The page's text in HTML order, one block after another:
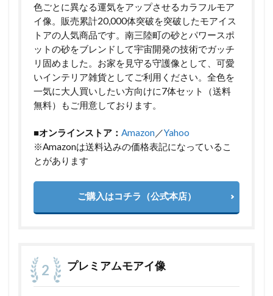
色ごとに異なる運気をアップさせるカラフルモア
イ像。販売累計20,000体突破を突破したモアイス
トアの人気商品です。南三陸町の砂とパワースポ
ットの砂をブレンドして宇宙開発の技術でガッチ
リ固めました。お家を見守る守護像として、可愛
いインテリア雑貨としてご利用ください。全色を
一気に大人買いしたい方向けに7体セット（送料
無料）もご用意しております。
■オンラインストア： Amazon／Yahoo
※Amazonは送料込みの価格表記になっているこ
とがあります
ご購入はコチラ（公式本店）
プレミアムモアイ像